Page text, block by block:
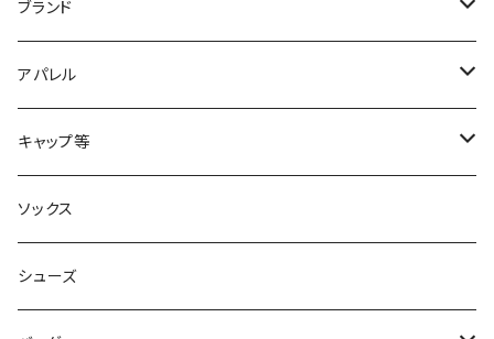
ブランド
2XU
acu Products
AILEY
AKIV
アパレル
トップス
ボトムス
キャップ等
キャップ・ハット
ヘッドバンド
ソックス
シューズ